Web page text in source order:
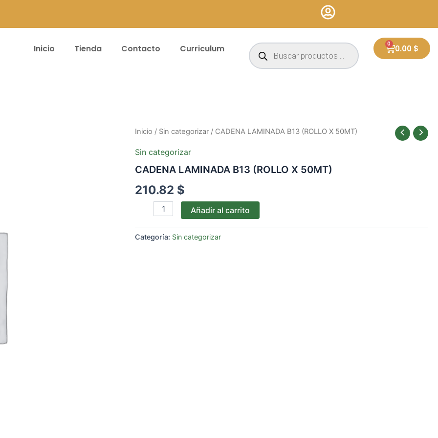
Inicio Tienda Contacto Curriculum
Búsqueda
de
productos
0.00 $
0
Cart
Inicio / Sin categorizar / CADENA LAMINADA B13 (ROLLO X 50MT)
Sin categorizar
CADENA LAMINADA B13 (ROLLO X 50MT)
210.82 $
CADENA
B13
X
cantidad
Añadir al carrito
Categoría: Sin categorizar